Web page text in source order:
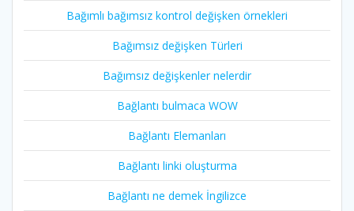
Bağımlı bağımsız kontrol değişken örnekleri
Bağımsız değişken Türleri
Bağımsız değişkenler nelerdir
Bağlantı bulmaca WOW
Bağlantı Elemanları
Bağlantı linki oluşturma
Bağlantı ne demek İngilizce